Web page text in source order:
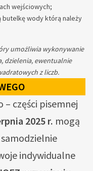
wejściowych;
butelkę wody którą należy
umożliwia wykonywanie
dzielenia, ewentualnie
z liczb.
– części pisemnej
2025r. mogą
indywidualne